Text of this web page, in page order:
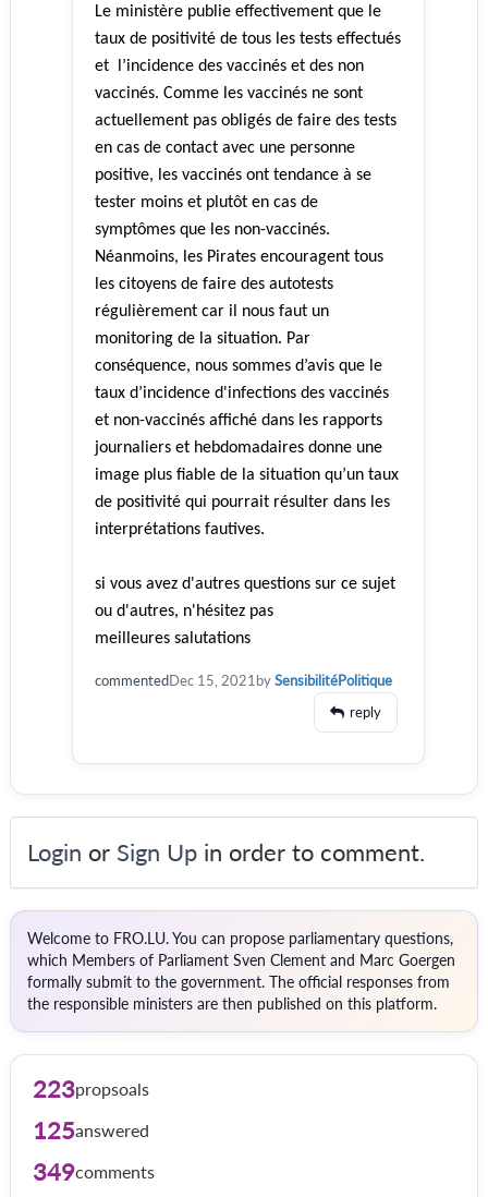
Le ministère publie effectivement que le
taux de positivité de tous les tests effectués
et l’incidence des vaccinés et des non
vaccinés. Comme les vaccinés ne sont
actuellement pas obligés de faire des tests
en cas de contact avec une personne
positive, les vaccinés ont tendance à se
tester moins et plutôt en cas de
symptômes que les non-vaccinés.
Néanmoins, les Pirates encouragent tous
les citoyens de faire des autotests
régulièrement car il nous faut un
monitoring de la situation. Par
conséquence, nous sommes d’avis que le
taux d’incidence d'infections des vaccinés
et non-vaccinés affiché dans les rapports
journaliers et hebdomadaires donne une
image plus fiable de la situation qu’un taux
de positivité qui pourrait résulter dans les
interprétations fautives.
si vous avez d'autres questions sur ce sujet
ou d'autres, n'hésitez pas
meilleures salutations
commentedDec 15, 2021 bySensibilitéPolitique
reply
Login or Sign Up in order to comment.
Welcome to FRO.LU. You can propose parliamentary questions,
which Members of Parliament Sven Clement and Marc Goergen
formally submit to the government. The official responses from
the responsible ministers are then published on this platform.
223propsoals
125answered
349comments